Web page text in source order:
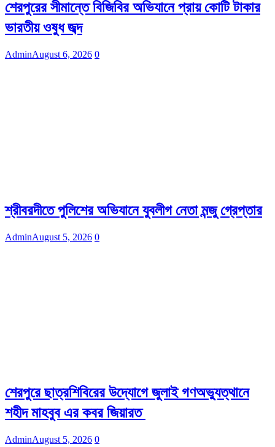
শেরপুরের সীমান্তে বিজিবির অভিযানে প্রায় কোটি টাকার
ভারতীয় ওষুধ জব্দ
AdminAugust 6, 2026 0
শ্রীবরদীতে পুলিশের অভিযানে যুবলীগ নেতা মন্জু গ্রেপ্তার
AdminAugust 5, 2026 0
শেরপুরে ছাত্রশিবিরের উদ্যোগে জুলাই গণঅভ্যুত্থানে
শহীদ মাহবুব এর কবর জিয়ারত
AdminAugust 5, 2026 0